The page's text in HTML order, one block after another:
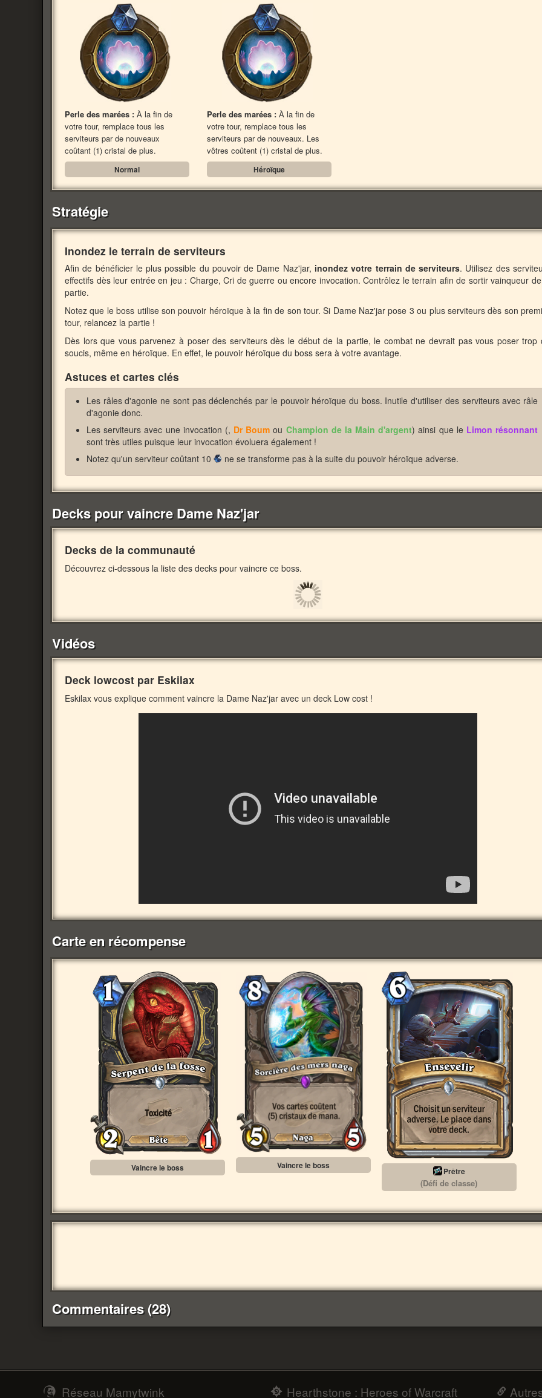
Perle des marées : À la fin de
votre tour, remplace tous les
serviteurs par de nouveaux
coûtant (1) cristal de plus.
Normal
Perle des marées : À la fin de
votre tour, remplace tous les
serviteurs par de nouveaux. Les
vôtres coûtent (1) cristal de plus.
Héroïque
Stratégie
Inondez le terrain de serviteurs
Afin de bénéficier le plus possible du pouvoir de Dame Naz'jar, inondez votre terrain de serviteurs. Utilisez des
effectifs dès leur entrée en jeu : Charge, Cri de guerre ou encore invocation. Contrôlez le terrain afin de sortir vainqueur
partie.
Notez que le boss utilise son pouvoir héroïque à la fin de son tour. Si Dame Naz'jar pose 3 ou plus serviteurs dès son
tour, relancez la partie !
Dès lors que vous parvenez à poser des serviteurs dès le début de la partie, le combat ne devrait pas vous poser trop
soucis, même en héroïque. En effet, le pouvoir héroïque du boss sera à votre avantage.
Astuces et cartes clés
Les râles d'agonie ne sont pas déclenchés par le pouvoir héroïque du boss. Inutile d'utiliser des serviteurs avec râle
d'agonie donc.
Les serviteurs avec une invocation (, Dr Boum ou Champion de la Main d'argent) ainsi que le Limon résonnant
sont très utiles puisque leur invocation évoluera également !
Notez qu'un serviteur coûtant 10
ne se transforme pas à la suite du pouvoir héroïque adverse.
Decks pour vaincre Dame Naz'jar
Decks de la communauté
Découvrez ci-dessous la liste des decks pour vaincre ce boss.
Vidéos
Deck lowcost par Eskilax
Eskilax vous explique comment vaincre la Dame Naz'jar avec un deck Low cost !
Carte en récompense
Vaincre le boss Vaincre le boss
Prêtre
(Défi de classe)
Commentaires (28)
Réseau Mamytwink Hearthstone : Heroes of Warcraft